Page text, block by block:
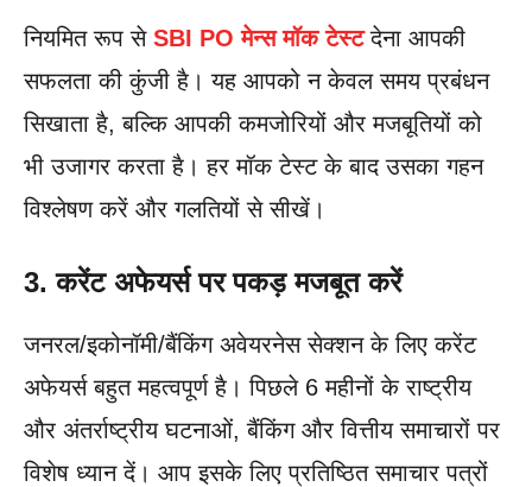
नियमित रूप से SBI PO मेन्स मॉक टेस्ट देना आपकी
सफलता की कुंजी है। यह आपको न केवल समय प्रबंधन
सिखाता है, बल्कि आपकी कमजोरियों और मजबूतियों को
भी उजागर करता है। हर मॉक टेस्ट के बाद उसका गहन
विश्लेषण करें और गलतियों से सीखें।
3. करेंट अफेयर्स पर पकड़ मजबूत करें
जनरल/इकोनॉमी/बैंकिंग अवेयरनेस सेक्शन के लिए करेंट
अफेयर्स बहुत महत्वपूर्ण है। पिछले 6 महीनों के राष्ट्रीय
और अंतर्राष्ट्रीय घटनाओं, बैंकिंग और वित्तीय समाचारों पर
विशेष ध्यान दें। आप इसके लिए प्रतिष्ठित समाचार पत्रों